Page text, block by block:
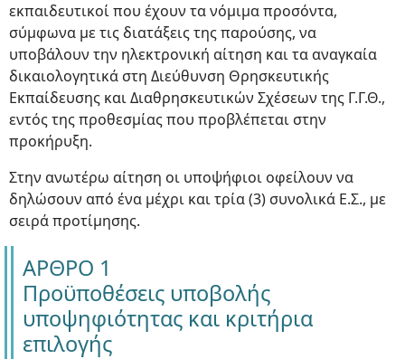
εκπαιδευτικοί που έχουν τα νόμιμα προσόντα,
σύμφωνα με τις διατάξεις της παρούσης, να
υποβάλουν την ηλεκτρονική αίτηση και τα αναγκαία
δικαιολογητικά στη Διεύθυνση Θρησκευτικής
Εκπαίδευσης και Διαθρησκευτικών Σχέσεων της Γ.Γ.Θ.,
εντός της προθεσμίας που προβλέπεται στην
προκήρυξη.
Στην ανωτέρω αίτηση οι υποψήφιοι οφείλουν να
δηλώσουν από ένα μέχρι και τρία (3) συνολικά Ε.Σ., με
σειρά προτίμησης.
ΑΡΘΡΟ 1
Προϋποθέσεις υποβολής
υποψηφιότητας και κριτήρια
επιλογής